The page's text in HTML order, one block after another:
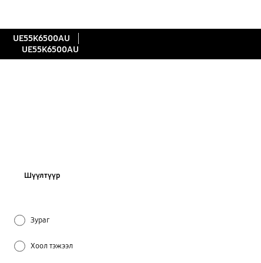
UE55K6500AU
UE55K6500AU
Шүүлтүүр
Зураг
Хоол тэжээл